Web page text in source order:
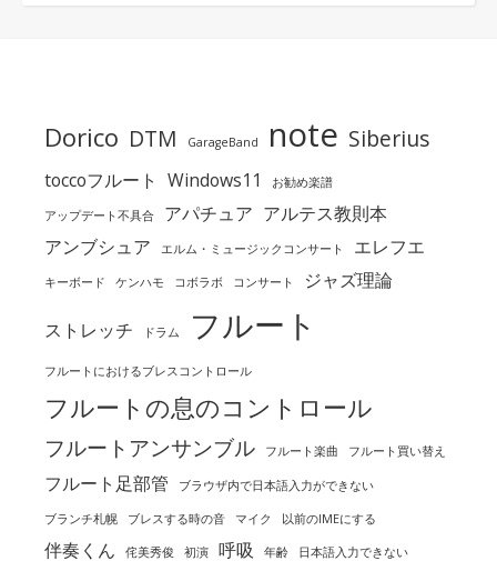
Dorico DTM GarageBand note Siberius
toccoフルート Windows11 お勧め楽譜
アップデート不具合 アパチュア アルテス教則本
アンブシュア
エルム・ミュージックコンサート エレフエ
キーボード ケンハモ コボラボ コンサート ジャズ理論
ストレッチ ドラム フルート
フルートにおけるブレスコントロール
フルートの息のコントロール
フルートアンサンブル フルート楽曲 フルート買い替え
フルート足部管 ブラウザ内で日本語入力ができない
ブランチ札幌 ブレスする時の音 マイク 以前のIMEにする
伴奏くん 侘美秀俊 初演 呼吸 年齢 日本語入力できない